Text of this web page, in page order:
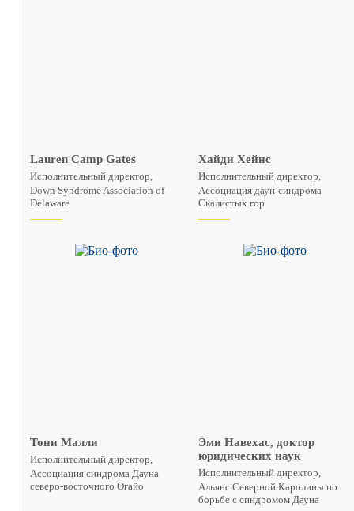
Lauren Camp Gates
Исполнительный директор,
Down Syndrome Association of
Delaware
Хайди Хейнс
Исполнительный директор,
Ассоциация даун-синдрома
Скалистых гор
Тони Малли
Исполнительный директор,
Ассоциация синдрома Дауна
северо-восточного Огайо
Эми Навехас, доктор
юридических наук
Исполнительный директор,
Альянс Северной Каролины по
борьбе с синдромом Дауна